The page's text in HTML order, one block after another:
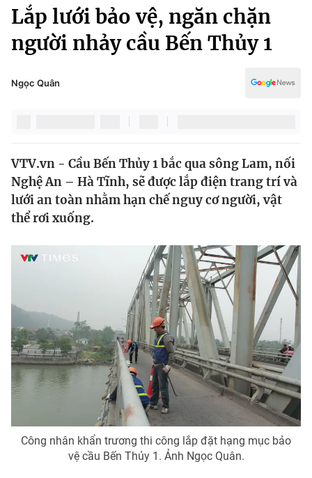
Chuyên mục
Chính trị
Xã hội
Y tế
Thế giới
Tin tức
Kinh tế
Thị trường
Góc doanh nghiệp
Truyền hình
Phim VTV
Hậu trường
Khán giả
Giải trí
Âm nhạc
Du lịch
Pháp luật
Thể thao
Văn hóa - Giải trí
Giáo dục
Lắp lưới bảo vệ, ngăn chặn
người nhảy cầu Bến Thủy 1
Ngọc Quân
VTV.vn - Cầu Bến Thủy 1 bắc qua sông Lam, nối
Nghệ An – Hà Tĩnh, sẽ được lắp điện trang trí và
lưới an toàn nhằm hạn chế nguy cơ người, vật
thể rơi xuống.
Công nhân khẩn trương thi công lắp đặt hạng mục bảo
vệ cầu Bến Thủy 1. Ảnh Ngọc Quân.